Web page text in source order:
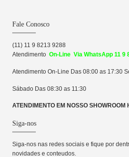
Fale Conosco
(11) 11 9 8213 9288
Atendimento On-Line Via WhatsApp 11 9
Atendimento On-Line Das 08:00 as 17:30
Sábado Das 08:30 as 11:30
ATENDIMENTO EM NOSSO
Siga-nos
Siga-nos nas redes sociais e fique por
novidades e conteudos.